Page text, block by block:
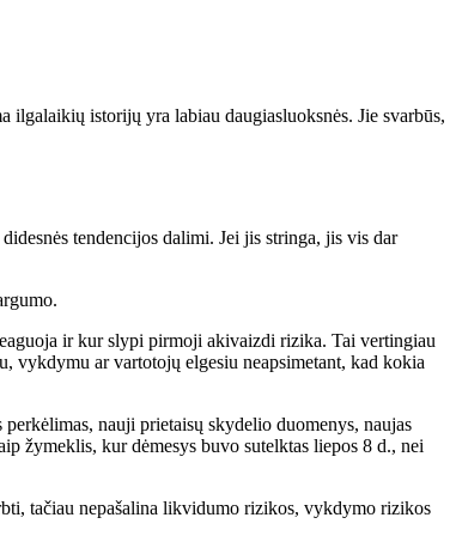
istorijų yra labiau daugiasluoksnės. Jie svarbūs,
tendencijos dalimi. Jei jis stringa, jis vis dar
ir kur slypi pirmoji akivaizdi rizika. Tai vertingiau
vykdymu ar vartotojų elgesiu neapsimetant, kad kokia
nauji prietaisų skydelio duomenys, naujas
žymeklis, kur dėmesys buvo sutelktas liepos 8 d., nei
tačiau nepašalina likvidumo rizikos, vykdymo rizikos